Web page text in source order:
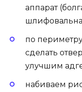
аппарат
по
сделать
улучшим
набиваем